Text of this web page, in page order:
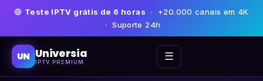
🔵 Teste IPTV grátis de 6 horas · +20.000 canais em 4K
· Suporte 24h
UN Universia
IPTV PREMIUM ☰